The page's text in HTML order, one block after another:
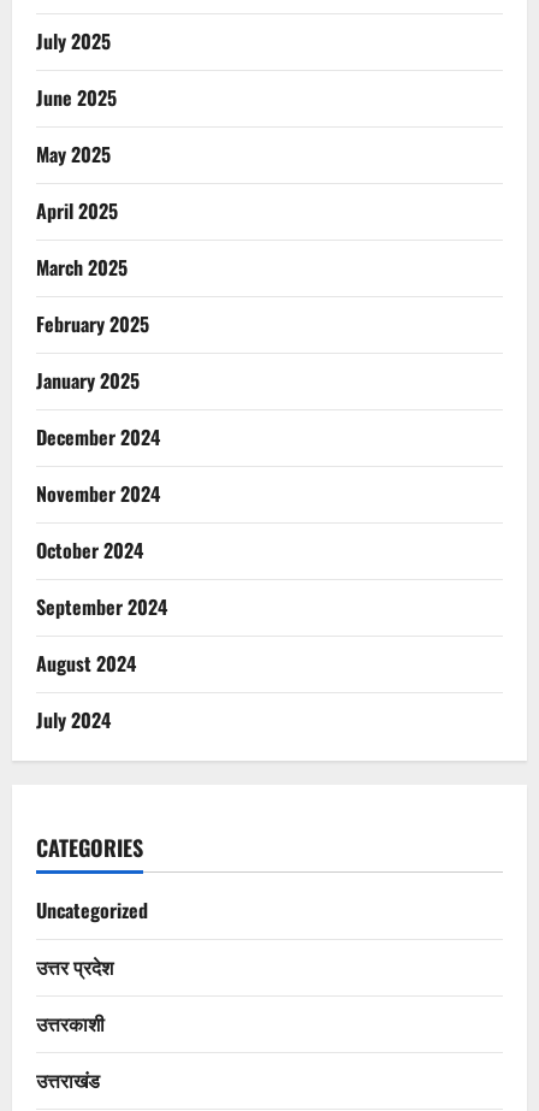
July 2025
June 2025
May 2025
April 2025
March 2025
February 2025
January 2025
December 2024
November 2024
October 2024
September 2024
August 2024
July 2024
CATEGORIES
Uncategorized
उत्तर प्रदेश
उत्तरकाशी
उत्तराखंड